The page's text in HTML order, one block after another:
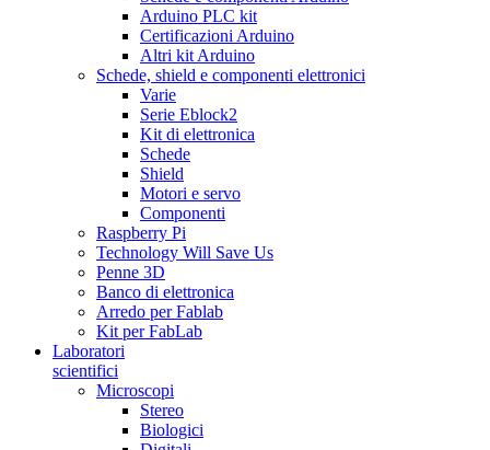
Arduino PLC kit
Certificazioni Arduino
Altri kit Arduino
Schede, shield e componenti elettronici
Varie
Serie Eblock2
Kit di elettronica
Schede
Shield
Motori e servo
Componenti
Raspberry Pi
Technology Will Save Us
Penne 3D
Banco di elettronica
Arredo per Fablab
Kit per FabLab
Laboratori
scientifici
Microscopi
Stereo
Biologici